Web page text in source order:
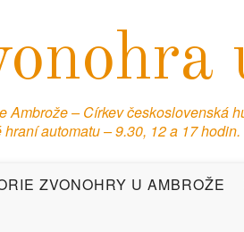
Ambrože – Církev československá
automatu – 9.30, 12 a 17 hodin.
ZVONOHRY U AMBROŽE